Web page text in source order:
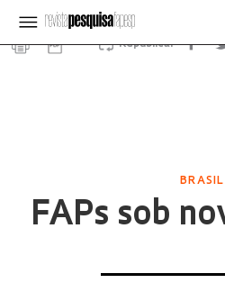
Republicar
BRASIL
FAPs sob